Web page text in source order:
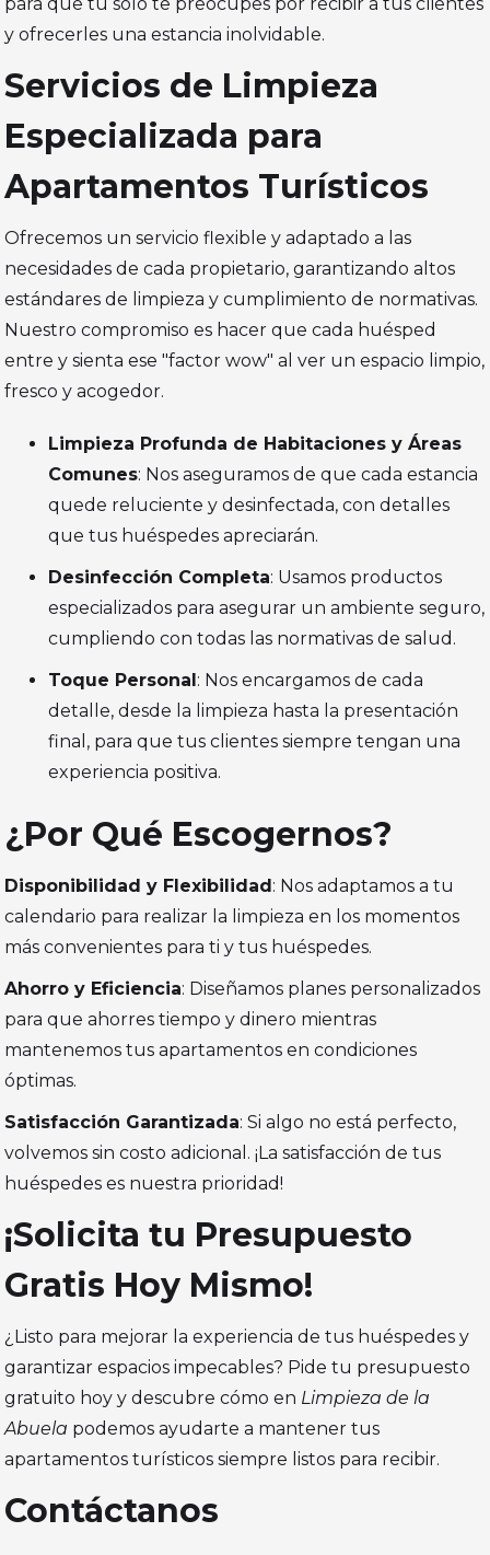
para que tú solo te preocupes por recibir a tus clientes
y ofrecerles una estancia inolvidable.
Servicios de Limpieza
Especializada para
Apartamentos Turísticos
Ofrecemos un servicio flexible y adaptado a las
necesidades de cada propietario, garantizando altos
estándares de limpieza y cumplimiento de normativas.
Nuestro compromiso es hacer que cada huésped
entre y sienta ese "factor wow" al ver un espacio limpio,
fresco y acogedor.
Limpieza Profunda de Habitaciones y Áreas
Comunes: Nos aseguramos de que cada estancia
quede reluciente y desinfectada, con detalles
que tus huéspedes apreciarán.
Desinfección Completa: Usamos productos
especializados para asegurar un ambiente seguro,
cumpliendo con todas las normativas de salud.
Toque Personal : Nos encargamos de cada
detalle, desde la limpieza hasta la presentación
final, para que tus clientes siempre tengan una
experiencia positiva.
¿Por Qué Escogernos?
Disponibilidad y Flexibilidad : Nos adaptamos a tu
calendario para realizar la limpieza en los momentos
más convenientes para ti y tus huéspedes.
Ahorro y Eficiencia: Diseñamos planes personalizados
para que ahorres tiempo y dinero mientras
mantenemos tus apartamentos en condiciones
óptimas.
Satisfacción Garantizada: Si algo no está perfecto,
volvemos sin costo adicional. ¡La satisfacción de tus
huéspedes es nuestra prioridad!
¡Solicita tu Presupuesto
Gratis Hoy Mismo!
¿Listo para mejorar la experiencia de tus huéspedes y
garantizar espacios impecables? Pide tu presupuesto
gratuito hoy y descubre cómo en Limpieza de la
Abuela podemos ayudarte a mantener tus
apartamentos turísticos siempre listos para recibir.
Contáctanos